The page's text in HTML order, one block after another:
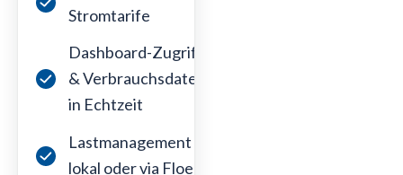
Stromtarife
Dashboard-Zugriff
& Verbrauchsdaten
in Echtzeit
Lastmanagement
lokal oder via Floem